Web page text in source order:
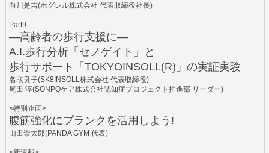
向川是吉(ホグレル株式会社 代表取締役社長)
Part9
―高齢者の歩行支援に―
A.I.歩行分析「セノゲイト」と
歩行サポート「TOKYOINSOLL(R)」の実証実験
名取良子(SK8INSOLL株式会社 代表取締役)
尾田 淳(SONPOケア株式会社認知症プロジェクト推進部 リーダー)
<特別企画>
腹筋強化にプランクを活用しよう!
山田崇太郎(PANDA GYM 代表)